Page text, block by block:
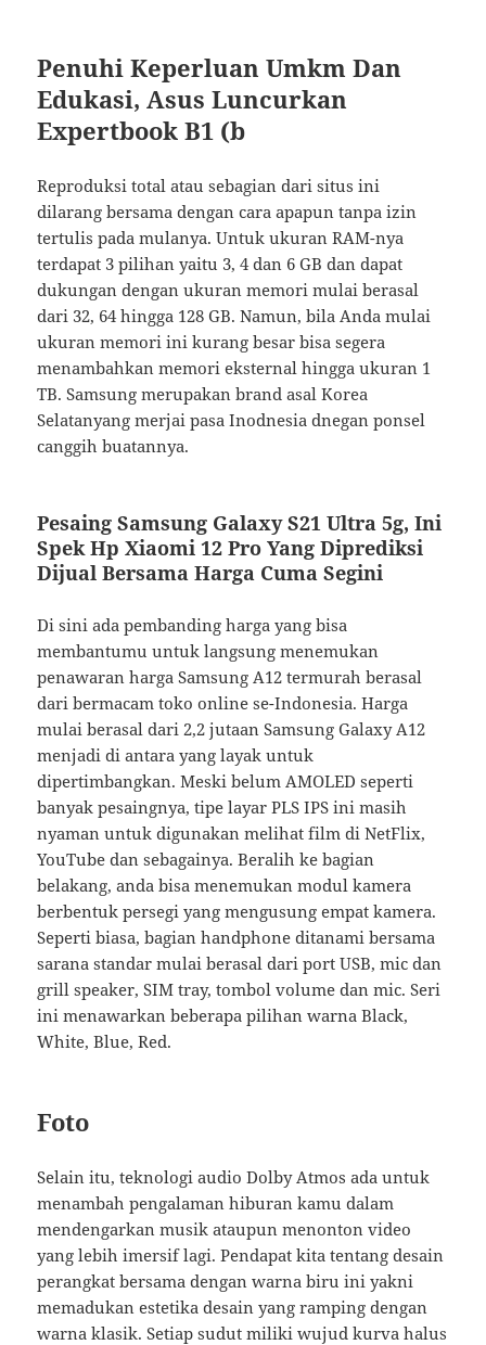
Penuhi Keperluan Umkm Dan
Edukasi, Asus Luncurkan
Expertbook B1 (b
Reproduksi total atau sebagian dari situs ini
dilarang bersama dengan cara apapun tanpa izin
tertulis pada mulanya. Untuk ukuran RAM-nya
terdapat 3 pilihan yaitu 3, 4 dan 6 GB dan dapat
dukungan dengan ukuran memori mulai berasal
dari 32, 64 hingga 128 GB. Namun, bila Anda mulai
ukuran memori ini kurang besar bisa segera
menambahkan memori eksternal hingga ukuran 1
TB. Samsung merupakan brand asal Korea
Selatanyang merjai pasa Inodnesia dnegan ponsel
canggih buatannya.
Pesaing Samsung Galaxy S21 Ultra 5g, Ini
Spek Hp Xiaomi 12 Pro Yang Diprediksi
Dijual Bersama Harga Cuma Segini
Di sini ada pembanding harga yang bisa
membantumu untuk langsung menemukan
penawaran harga Samsung A12 termurah berasal
dari bermacam toko online se-Indonesia. Harga
mulai berasal dari 2,2 jutaan Samsung Galaxy A12
menjadi di antara yang layak untuk
dipertimbangkan. Meski belum AMOLED seperti
banyak pesaingnya, tipe layar PLS IPS ini masih
nyaman untuk digunakan melihat film di NetFlix,
YouTube dan sebagainya. Beralih ke bagian
belakang, anda bisa menemukan modul kamera
berbentuk persegi yang mengusung empat kamera.
Seperti biasa, bagian handphone ditanami bersama
sarana standar mulai berasal dari port USB, mic dan
grill speaker, SIM tray, tombol volume dan mic. Seri
ini menawarkan beberapa pilihan warna Black,
White, Blue, Red.
Foto
Selain itu, teknologi audio Dolby Atmos ada untuk
menambah pengalaman hiburan kamu dalam
mendengarkan musik ataupun menonton video
yang lebih imersif lagi. Pendapat kita tentang desain
perangkat bersama dengan warna biru ini yakni
memadukan estetika desain yang ramping dengan
warna klasik. Setiap sudut miliki wujud kurva halus